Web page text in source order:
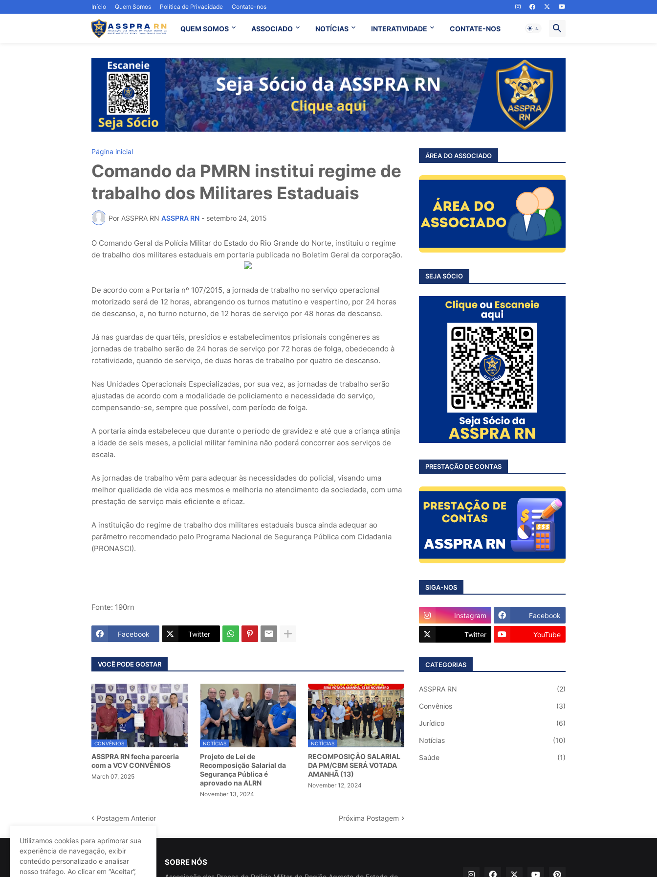
Início Quem Somos Política de Privacidade Contate-nos
QUEM SOMOS ASSOCIADO NOTÍCIAS INTERATIVIDADE CONTATE-NOS
Página inicial
Comando da PMRN institui regime de
trabalho dos Militares Estaduais
Por ASSPRA RN ASSPRA RN - setembro 24, 2015
O Comando Geral da Polícia Militar do Estado do Rio Grande do Norte, instituiu o regime
de trabalho dos militares estaduais em portaria publicada no Boletim Geral da corporação.
De acordo com a Portaria nº 107/2015, a jornada de trabalho no serviço operacional
motorizado será de 12 horas, abrangendo os turnos matutino e vespertino, por 24 horas
de descanso, e, no turno noturno, de 12 horas de serviço por 48 horas de descanso.
Já nas guardas de quartéis, presídios e estabelecimentos prisionais congêneres as
jornadas de trabalho serão de 24 horas de serviço por 72 horas de folga, obedecendo à
rotatividade, quando de serviço, de duas horas de trabalho por quatro de descanso.
Nas Unidades Operacionais Especializadas, por sua vez, as jornadas de trabalho serão
ajustadas de acordo com a modalidade de policiamento e necessidade do serviço,
compensando-se, sempre que possível, com período de folga.
A portaria ainda estabeleceu que durante o período de gravidez e até que a criança atinja
a idade de seis meses, a policial militar feminina não poderá concorrer aos serviços de
escala.
As jornadas de trabalho vêm para adequar às necessidades do policial, visando uma
melhor qualidade de vida aos mesmos e melhoria no atendimento da sociedade, com uma
prestação de serviço mais eficiente e eficaz.
A instituição do regime de trabalho dos militares estaduais busca ainda adequar ao
parâmetro recomendado pelo Programa Nacional de Segurança Pública com Cidadania
(PRONASCI).
Fonte: 190rn
Facebook Twitter
VOCÊ PODE GOSTAR
CONVÊNIOS
ASSPRA RN fecha parceria
com a VCV CONVÊNIOS
March 07, 2025
NOTÍCIAS
Projeto de Lei de
Recomposição Salarial da
Segurança Pública é
aprovado na ALRN
November 13, 2024
NOTÍCIAS
RECOMPOSIÇÃO SALARIAL
DA PM/CBM SERÁ VOTADA
AMANHÃ (13)
November 12, 2024
Postagem Anterior Próxima Postagem
ÁREA DO ASSOCIADO
SEJA SÓCIO
PRESTAÇÃO DE CONTAS
SIGA-NOS
Instagram Facebook
Twitter YouTube
CATEGORIAS
ASSPRA RN (2)
Convênios (3)
Jurídico (6)
Notícias (10)
Saúde (1)
SOBRE NÓS
Utilizamos cookies para aprimorar sua
experiência de navegação, exibir
conteúdo personalizado e analisar
nosso tráfego. Ao clicar em “Aceitar”,